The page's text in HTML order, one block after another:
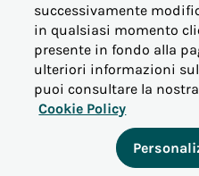
VICINO AL CONSUMATORE
INFORMAZIONI
ALTRO
successivamente
in qualsiasi momento
presente in fondo alla
ulteriori informazioni
puoi consultare la nostra
Cookie Policy